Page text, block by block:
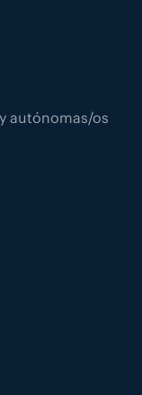
autónomas/os